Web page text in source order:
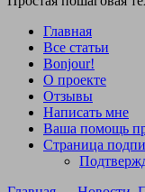
Главная
Все статьи
Bonjour!
О проекте
Отзывы
Написать мне
Ваша помощь
Страница